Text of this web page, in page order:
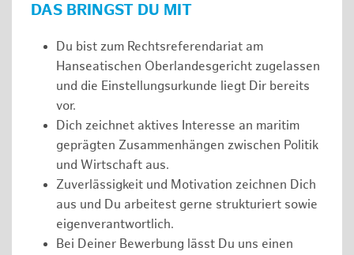
DAS BRINGST DU MIT
Du bist zum Rechtsreferendariat am
Hanseatischen Oberlandesgericht zugelassen
und die Einstellungsurkunde liegt Dir bereits
vor.
Dich zeichnet aktives Interesse an maritim
geprägten Zusammenhängen zwischen Politik
und Wirtschaft aus.
Zuverlässigkeit und Motivation zeichnen Dich
aus und Du arbeitest gerne strukturiert sowie
eigenverantwortlich.
Bei Deiner Bewerbung lässt Du uns einen